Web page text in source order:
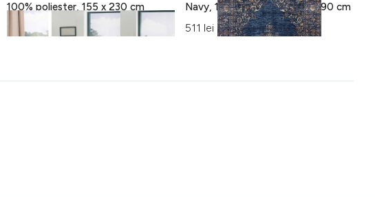
100% poliester, 155 x 230 cm
418 lei
Navy, 100% poliester, 130 x 190 cm
511 lei